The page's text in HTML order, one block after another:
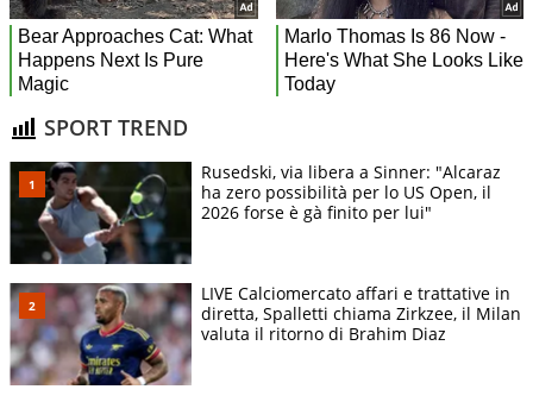
SPORT TREND
Rusedski, via libera a Sinner: "Alcaraz
ha zero possibilità per lo US Open, il
2026 forse è gà finito per lui"
LIVE Calciomercato affari e trattative in
diretta, Spalletti chiama Zirkzee, il Milan
valuta il ritorno di Brahim Diaz